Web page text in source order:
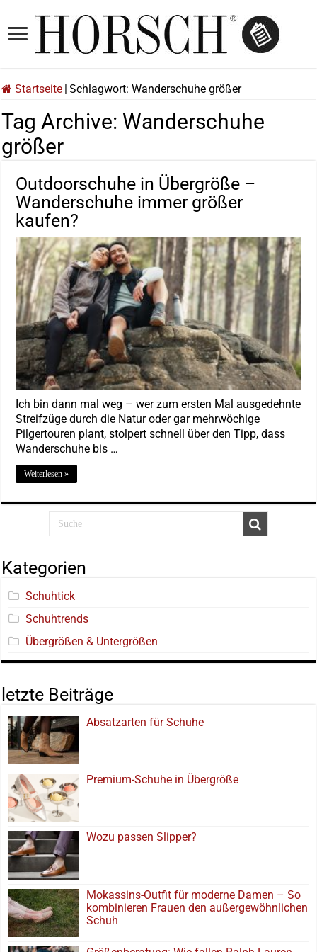
Startseite Schlagwort:Wanderschuhe größer
Tag Archive: Wanderschuhe
größer
Outdoorschuhe in Übergröße –
Wanderschuhe immer größer
kaufen?
Ich bin dann mal weg – wer zum ersten Mal ausgedehnte
Streifzüge durch die Natur oder gar mehrwöchige
Pilgertouren plant, stolpert schnell über den Tipp, dass
Wanderschuhe bis …
Weiterlesen »
Kategorien
Schuhtick
Schuhtrends
Übergrößen & Untergrößen
letzte Beiträge
Absatzarten für Schuhe
Premium-Schuhe in Übergröße
Wozu passen Slipper?
Mokassins-Outfit für moderne Damen – So
kombinieren Frauen den außergewöhnlichen
Schuh